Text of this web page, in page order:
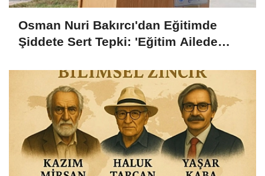
Osman Nuri Bakırcı'dan Eğitimde
Şiddete Sert Tepki: 'Eğitim Ailede